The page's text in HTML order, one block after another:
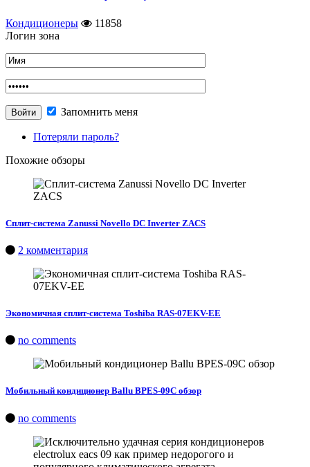
Кондиционеры
11858
Логин зона
Запомнить меня
Потеряли пароль?
Похожие обзоры
Сплит-система Zanussi Novello DC Inverter ZACS
2 комментария
Экономичная сплит-система Toshiba RAS-07EKV-EE
no comments
Мобильный кондиционер Ballu BPES-09C обзор
no comments